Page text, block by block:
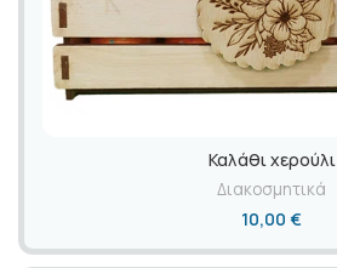
Καλάθι χερούλι
Διακοσμητικά
10,00 €